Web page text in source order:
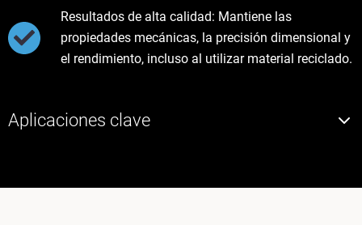
Resultados de alta calidad: Mantiene las
propiedades mecánicas, la precisión dimensional y
el rendimiento, incluso al utilizar material reciclado.
Aplicaciones clave